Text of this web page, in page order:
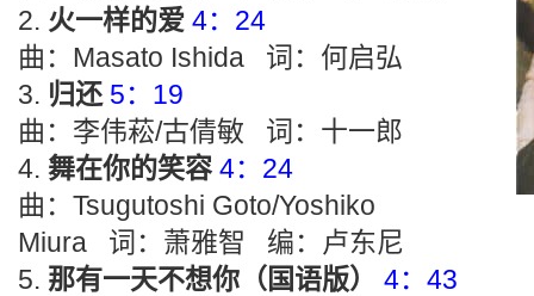
火一样的爱 4：24
曲：Masato Ishida 词：何启弘
归还 5：19
曲：李伟菘/古倩敏 词：十一郎
舞在你的笑容 4：24
曲：Tsugutoshi Goto/Yoshiko
Miura 词：萧雅智 编：卢东尼
那有一天不想你（国语版）
4：43